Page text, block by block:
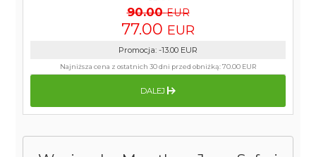
90.00 EUR
77.00 EUR
Promocja: -13.00 EUR
Najniższa cena z ostatnich 30 dni przed obniżką:70.00 EUR
DALEJ